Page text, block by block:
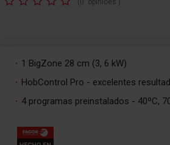
(0 opiniões )
1 BigZone 28 cm (3, 6 kW)
HobControl Pro - excelentes
4 programas preinstalados - 40ºC,